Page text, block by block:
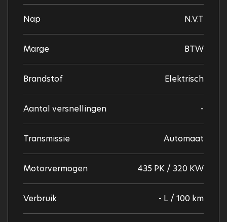
Nap N.V.T
Marge BTW
Brandstof Elektrisch
Aantal versnellingen -
Transmissie Automaat
Motorvermogen 435 PK / 320 KW
Verbruik - L / 100 km